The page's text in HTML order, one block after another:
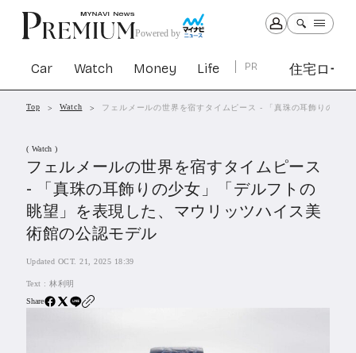
Powered by
Car Watch Money Life PR 住宅ロー
Car Watch Money Life
PR
住宅ローン366
SBIネオトレード証券
All Articles
Top Watch フェルメールの世界を宿すタイムピース - 「真珠の耳飾りの少
( Watch )
フェルメールの世界を宿すタイムピース
- 「真珠の耳飾りの少女」「デルフトの
眺望」を表現した、マウリッツハイス美
術館の公認モデル
Updated OCT. 21, 2025 18:39
Text :林利明
Share